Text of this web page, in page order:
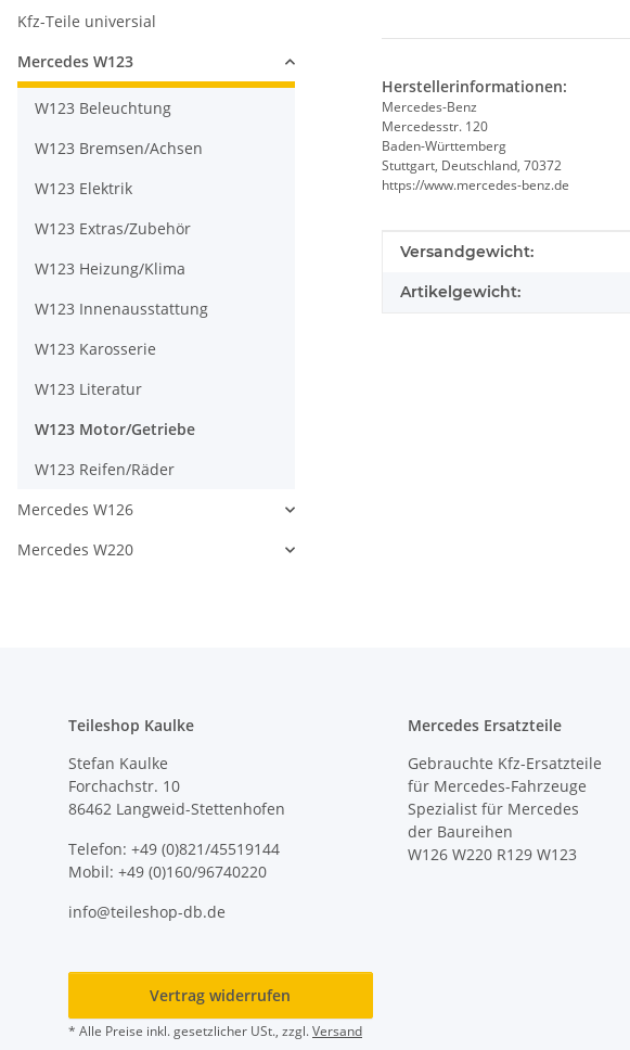
Herstellerinformationen:
Mercedes-Benz
Mercedesstr. 120
Baden-Württemberg
Stuttgart, Deutschland, 70372
https://www.mercedes-benz.de
Produkteigenschaft
Wert
Versandgewicht:
Artikelgewicht:
Kfz-Teile universial
Mercedes W123
W123 Beleuchtung
W123 Bremsen/Achsen
W123 Elektrik
W123 Extras/Zubehör
W123 Heizung/Klima
W123 Innenausstattung
W123 Karosserie
W123 Literatur
W123 Motor/Getriebe
W123 Reifen/Räder
Mercedes W126
Mercedes W220
Teileshop Kaulke
Stefan Kaulke
Forchachstr. 10
86462 Langweid-Stettenhofen
Telefon: +49 (0)821/45519144
Mobil: +49 (0)160/96740220
info@teileshop-db.de
Mercedes Ersatzteile
Gebrauchte Kfz-Ersatzteile
für Mercedes-Fahrzeuge
Spezialist für Mercedes
der Baureihen
W126 W220 R129 W123
Vertrag widerrufen
* Alle Preise inkl. gesetzlicher USt., zzgl.Versand